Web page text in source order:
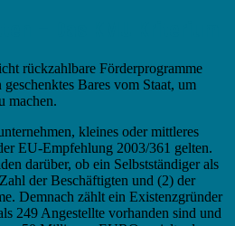
rückzahlbare Förderprogramme
Bares vom Staat, um
machen.
kleines oder mittleres
EU-Empfehlung 2003/361 gelten.
darüber, ob ein Selbstständiger als
der Beschäftigten und (2) der
Demnach zählt ein Existenzgründer
249 Angestellte vorhanden sind und